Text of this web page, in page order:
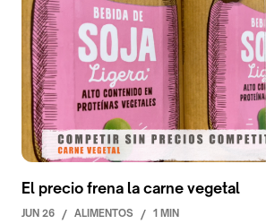
El precio frena la carne vegetal
JUN 26 / ALIMENTOS / 1 MIN